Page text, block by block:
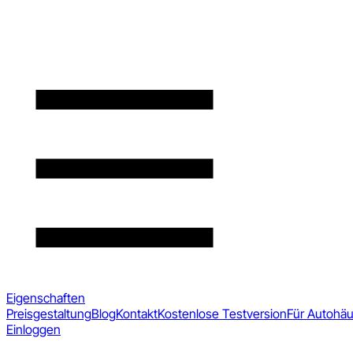
Eigenschaften
PreisgestaltungBlogKontaktKostenlose TestversionFür
Einloggen